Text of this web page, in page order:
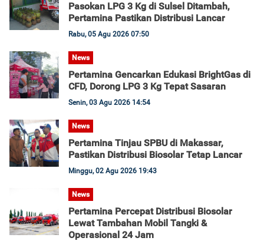
Pasokan LPG 3 Kg di Sulsel Ditambah,
Pertamina Pastikan Distribusi Lancar
Rabu, 05 Agu 2026 07:50
News
Pertamina Gencarkan Edukasi BrightGas di
CFD, Dorong LPG 3 Kg Tepat Sasaran
Senin, 03 Agu 2026 14:54
News
Pertamina Tinjau SPBU di Makassar,
Pastikan Distribusi Biosolar Tetap Lancar
Minggu, 02 Agu 2026 19:43
News
Pertamina Percepat Distribusi Biosolar
Lewat Tambahan Mobil Tangki &
Operasional 24 Jam